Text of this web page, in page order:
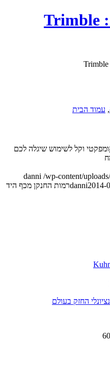
ארכיון תגיות עבור : Trimble
Trimble
, עמוד הבית
וקל לשימוש שיגלה לכם
danni /wp-content/
danni2014- רמות החנקן מכף היד
החזק בעולם